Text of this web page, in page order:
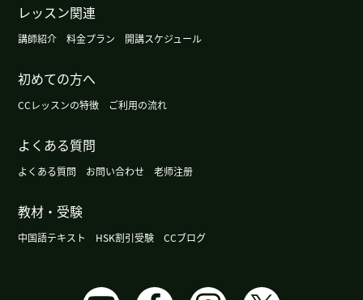
谢谢老师！ 好久不见了 我祝愿你女儿能顺利通过公
立高中！ 下次再聊吧！( 男性 )
不知不觉中积累了疲劳、再加上荷尔蒙失调的影
议就好了。
希望医生能给您提供好的建议。 我也想找点好玩的
事情来做、多多少少缓解一下无聊的生活呢。
闹钟起作用了。 去加拿大我会开车注意安全的。 谢
谢。
最近、我养成了一个在以前上课时间段容易犯困的
レッスン関連
講師紹介 料金プラン 開講スケジュール
初めての方へ
CCレッスンの特徴 ご利用の流れ
よくある質問
よくある質問 お問い合わせ 老师注册
教材・受験
中国語テキスト HSK割引受験 CCブログ